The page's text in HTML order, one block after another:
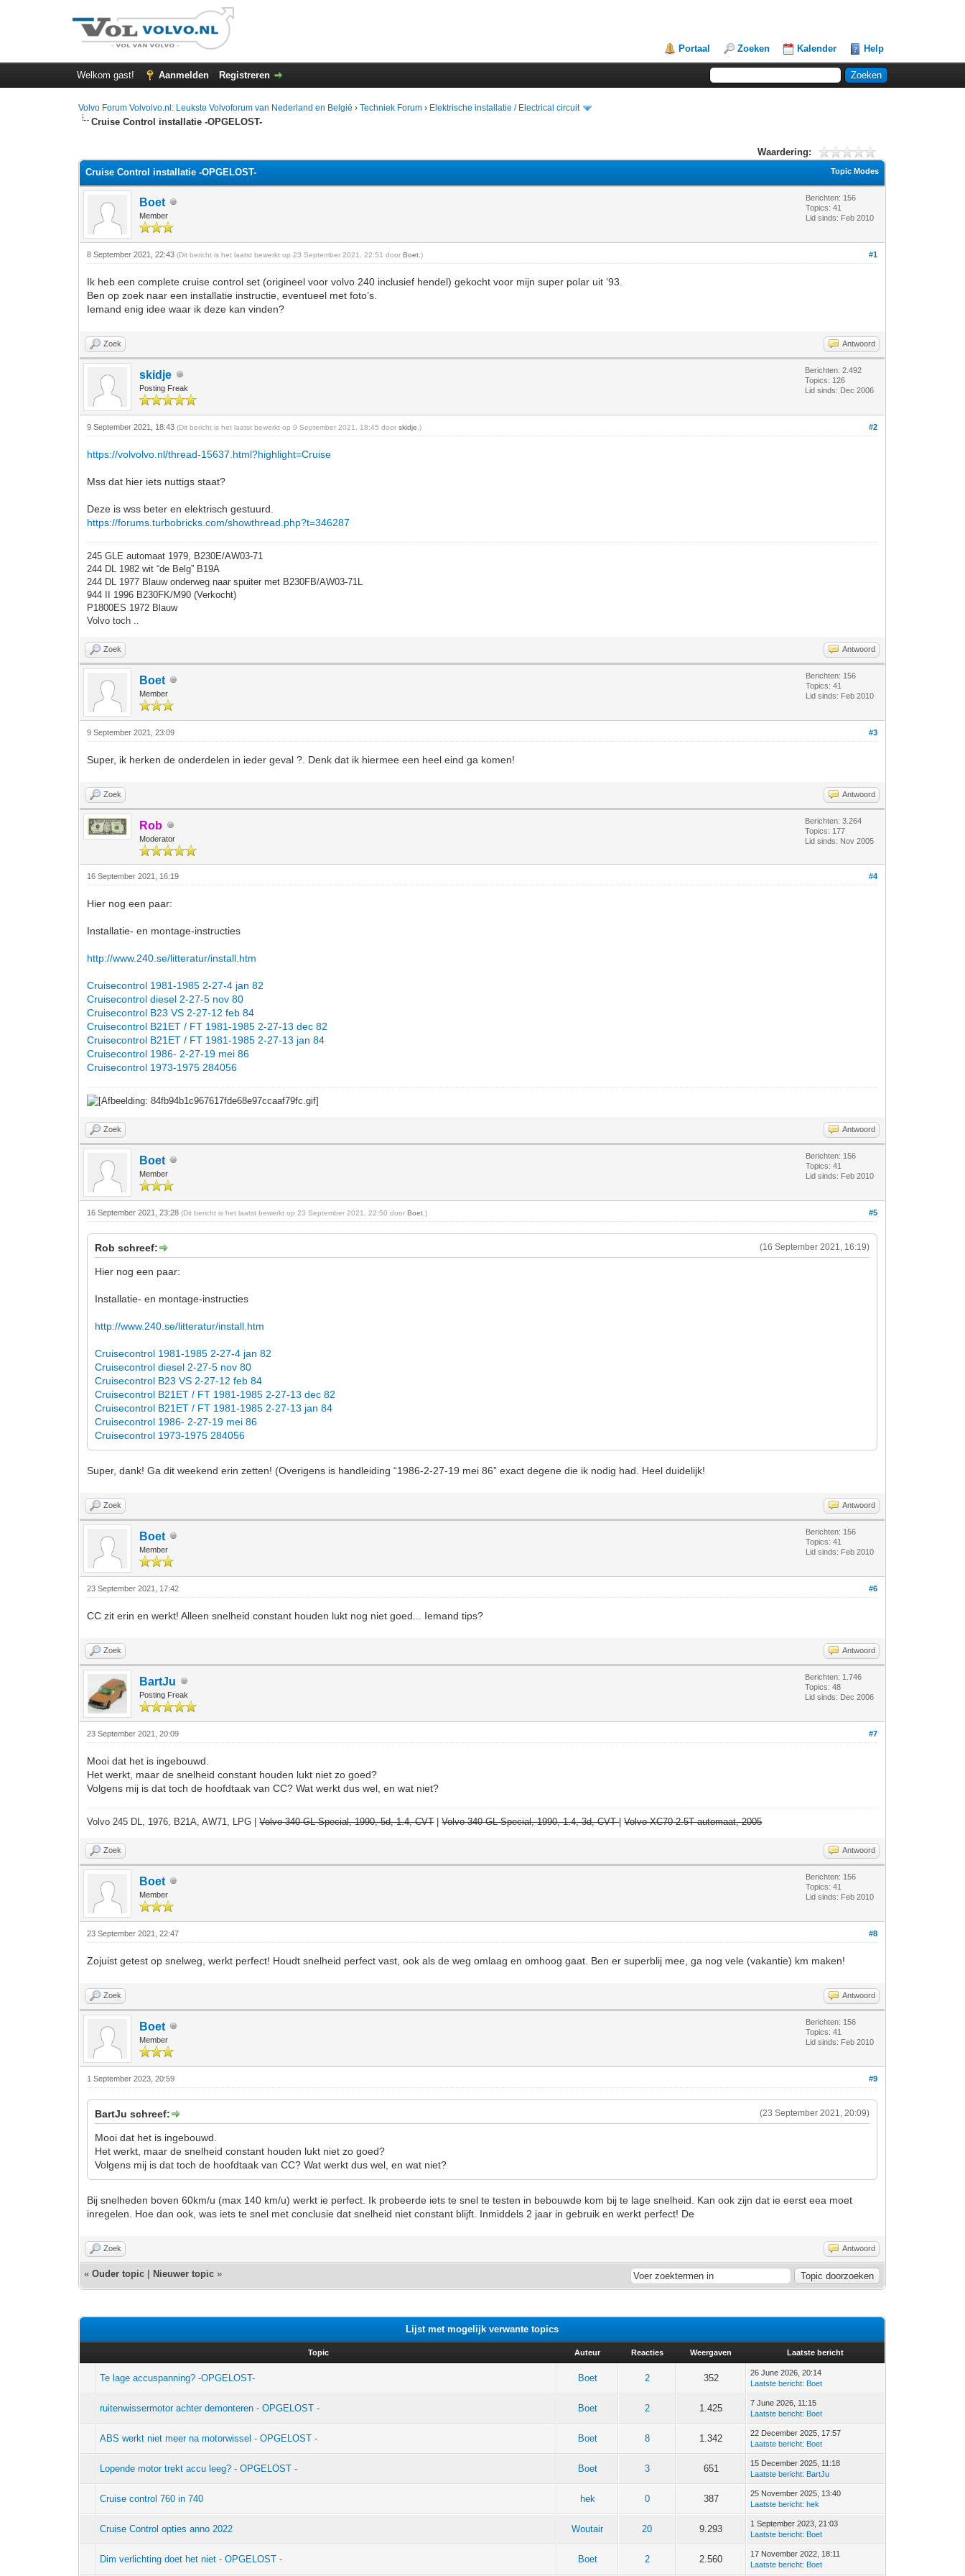
Portaal Zoeken Kalender Help
Welkom gast! Aanmelden Registreren
Volvo Forum Volvolvo.nl: Leukste Volvoforum van Nederland en België ›Techniek Forum › Elektrische installatie / Electrical circuit
Cruise Control installatie -OPGELOST-
Waardering:
Topic Modes
Cruise Control installatie -OPGELOST-
Boet
Member
Berichten: 156
Topics: 41
Lid sinds: Feb 2010
#1
8 September 2021, 22:43(Dit bericht is het laatst bewerkt op 23 September 2021, 22:51 doorBoet .)
Ik heb een complete cruise control set (origineel voor volvo 240 inclusief hendel) gekocht voor mijn super polar uit ‘93.
Ben op zoek naar een installatie instructie, eventueel met foto’s.
Iemand enig idee waar ik deze kan vinden?
Zoek Antwoord
skidje
Posting Freak
Berichten: 2.492
Topics: 126
Lid sinds: Dec 2006
#2
9 September 2021, 18:43(Dit bericht is het laatst bewerkt op 9 September 2021, 18:45 doorskidje .)
https://volvolvo.nl/thread-15637.html?highlight=Cruise
Mss dat hier iets nuttigs staat?
Deze is wss beter en elektrisch gestuurd.
https://forums.turbobricks.com/showthread.php?t=346287
245 GLE automaat 1979, B230E/AW03-71
244 DL 1982 wit “de Belg” B19A
244 DL 1977 Blauw onderweg naar spuiter met B230FB/AW03-71L
944 II 1996 B230FK/M90 (Verkocht)
P1800ES 1972 Blauw
Volvo toch ..
Zoek Antwoord
Boet
Member
Berichten: 156
Topics: 41
Lid sinds: Feb 2010
#3
9 September 2021, 23:09
Super, ik herken de onderdelen in ieder geval ?. Denk dat ik hiermee een heel eind ga komen!
Zoek Antwoord
Rob
Moderator
Berichten: 3.264
Topics: 177
Lid sinds: Nov 2005
#4
16 September 2021, 16:19
Hier nog een paar:
Installatie- en montage-instructies
http://www.240.se/litteratur/install.htm
Cruisecontrol 1981-1985 2-27-4 jan 82
Cruisecontrol diesel 2-27-5 nov 80
Cruisecontrol B23 VS 2-27-12 feb 84
Cruisecontrol B21ET / FT 1981-1985 2-27-13 dec 82
Cruisecontrol B21ET / FT 1981-1985 2-27-13 jan 84
Cruisecontrol 1986- 2-27-19 mei 86
Cruisecontrol 1973-1975 284056
Zoek Antwoord
Boet
Member
Berichten: 156
Topics: 41
Lid sinds: Feb 2010
#5
16 September 2021, 23:28(Dit bericht is het laatst bewerkt op 23 September 2021, 22:50 doorBoet .)
(16 September 2021, 16:19)
Rob schreef:
Hier nog een paar:
Installatie- en montage-instructies
http://www.240.se/litteratur/install.htm
Cruisecontrol 1981-1985 2-27-4 jan 82
Cruisecontrol diesel 2-27-5 nov 80
Cruisecontrol B23 VS 2-27-12 feb 84
Cruisecontrol B21ET / FT 1981-1985 2-27-13 dec 82
Cruisecontrol B21ET / FT 1981-1985 2-27-13 jan 84
Cruisecontrol 1986- 2-27-19 mei 86
Cruisecontrol 1973-1975 284056
Super, dank! Ga dit weekend erin zetten! (Overigens is handleiding “1986-2-27-19 mei 86” exact degene die ik nodig had. Heel duidelijk!
Zoek Antwoord
Boet
Member
Berichten: 156
Topics: 41
Lid sinds: Feb 2010
#6
23 September 2021, 17:42
CC zit erin en werkt! Alleen snelheid constant houden lukt nog niet goed... Iemand tips?
Zoek Antwoord
BartJu
Posting Freak
Berichten: 1.746
Topics: 48
Lid sinds: Dec 2006
#7
23 September 2021, 20:09
Mooi dat het is ingebouwd.
Het werkt, maar de snelheid constant houden lukt niet zo goed?
Volgens mij is dat toch de hoofdtaak van CC? Wat werkt dus wel, en wat niet?
Volvo 245 DL, 1976, B21A, AW71, LPG |Volvo 340 GL Special, 1990, 5d, 1.4, CVT|Volvo 340 GL Special, 1990, 1.4, 3d, CVT|Volvo XC70 2.5T automaat, 2005
Zoek Antwoord
Boet
Member
Berichten: 156
Topics: 41
Lid sinds: Feb 2010
#8
23 September 2021, 22:47
Zojuist getest op snelweg, werkt perfect! Houdt snelheid perfect vast, ook als de weg omlaag en omhoog gaat. Ben er superblij mee, ga nog vele (vakantie) km maken!
Zoek Antwoord
Boet
Member
Berichten: 156
Topics: 41
Lid sinds: Feb 2010
#9
1 September 2023, 20:59
(23 September 2021, 20:09)
BartJu schreef:
Mooi dat het is ingebouwd.
Het werkt, maar de snelheid constant houden lukt niet zo goed?
Volgens mij is dat toch de hoofdtaak van CC? Wat werkt dus wel, en wat niet?
Bij snelheden boven 60km/u (max 140 km/u) werkt ie perfect. Ik probeerde iets te snel te testen in bebouwde kom bij te lage snelheid. Kan ook zijn dat ie eerst eea moet
inregelen. Hoe dan ook, was iets te snel met conclusie dat snelheid niet constant blijft. Inmiddels 2 jaar in gebruik en werkt perfect! De
Zoek Antwoord
«Ouder topic Nieuwer topic »
Lijst met mogelijk verwante topics
Topic Auteur Reacties Weergaven Laatste bericht
Te lage accuspanning? -OPGELOST- Boet 2 352
26 June 2026, 20:14
Laatste bericht: Boet
ruitenwissermotor achter demonteren - OPGELOST - Boet 2 1.425
7 June 2026, 11:15
Laatste bericht: Boet
ABS werkt niet meer na motorwissel - OPGELOST - Boet 8 1.342
22 December 2025, 17:57
Laatste bericht: Boet
Lopende motor trekt accu leeg? - OPGELOST - Boet 3 651
15 December 2025, 11:18
Laatste bericht: BartJu
Cruise control 760 in 740 hek 0 387
25 November 2025, 13:40
Laatste bericht:hek
Cruise Control opties anno 2022 Woutair 20 9.293
1 September 2023, 21:03
Laatste bericht: Boet
Dim verlichting doet het niet - OPGELOST - Boet 2 2.560
17 November 2022, 18:11
Laatste bericht: Boet